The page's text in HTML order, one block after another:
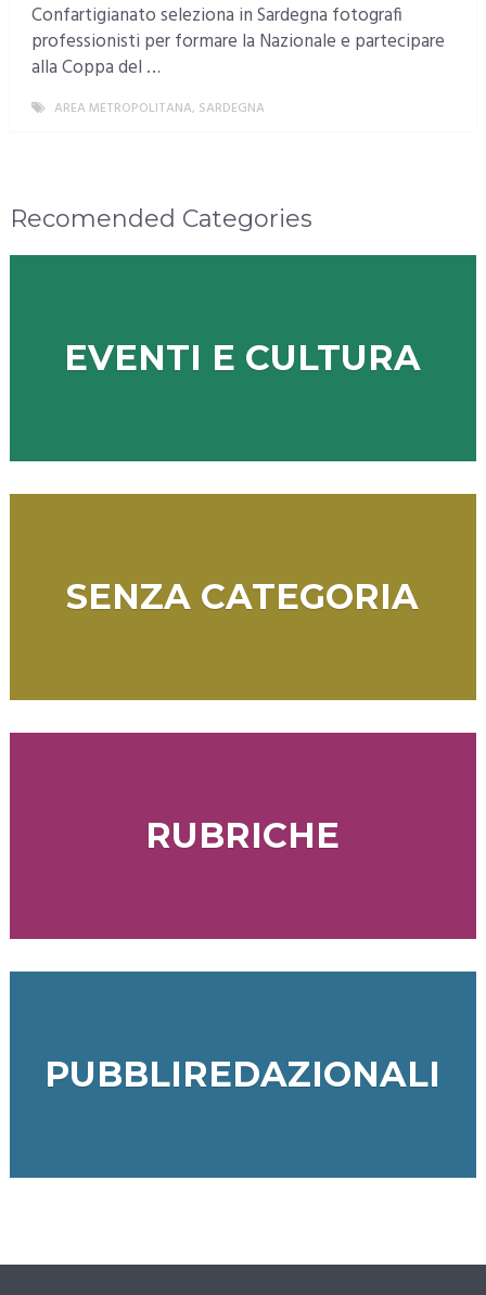
Confartigianato seleziona in Sardegna fotografi
professionisti per formare la Nazionale e partecipare
alla Coppa del …
AREA METROPOLITANA, SARDEGNA
Recomended Categories
EVENTI E CULTURA
SENZA CATEGORIA
RUBRICHE
PUBBLIREDAZIONALI